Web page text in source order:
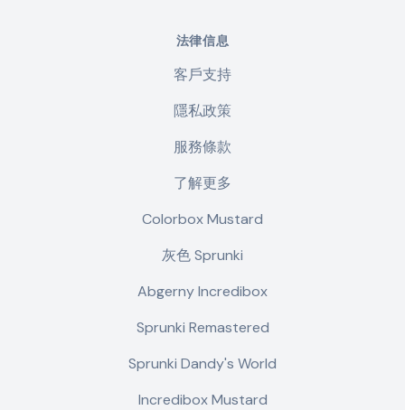
法律信息
客戶支持
隱私政策
服務條款
了解更多
Colorbox Mustard
灰色 Sprunki
Abgerny Incredibox
Sprunki Remastered
Sprunki Dandy's World
Incredibox Mustard